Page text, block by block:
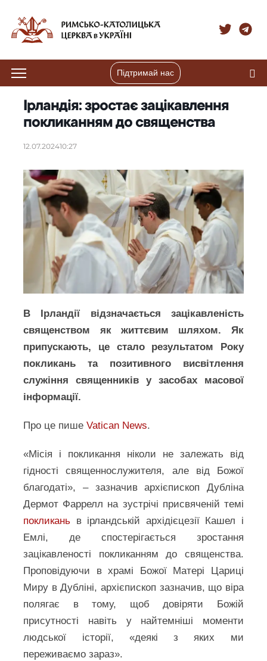
Підтримай нас
Ірландія: зростає зацікавлення
покликанням до священства
12.07.202410:27
В Ірландії відзначається зацікавленість
священством як життєвим шляхом. Як
припускають, це стало результатом Року
покликань та позитивного висвітлення
служіння священників у засобах масової
інформації.
Про це пишеVatican News.
«Місія і покликання ніколи не залежать від
гідності священнослужителя, але від Божої
благодаті», – зазначив архієпископ Дубліна
Дермот Фаррелл на зустрічі присвяченій темі
покликань в ірландській архідієцезії Кашел і
Емлі, де спостерігається зростання
зацікавленості покликанням до священства.
Проповідуючи в храмі Божої Матері Цариці
Миру в Дубліні, архієпископ зазначив, що віра
полягає в тому, щоб довіряти Божій
присутності навіть у найтемніші моменти
людської історії, «деякі з яких ми
переживаємо зараз».